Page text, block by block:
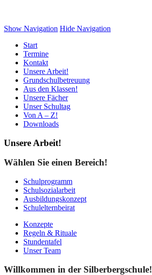
Show Navigation Hide Navigation
Start
Termine
Kontakt
Unsere Arbeit!
Grundschulbetreuung
Aus den Klassen!
Unsere Fächer
Unser Schultag
Von A – Z!
Downloads
Unsere Arbeit!
Wählen Sie einen Bereich!
Schulprogramm
Schulsozialarbeit
Ausbildungskonzept
Schulelternbeirat
Konzepte
Regeln & Rituale
Stundentafel
Unser Team
Willkommen in der Silberbergschule!